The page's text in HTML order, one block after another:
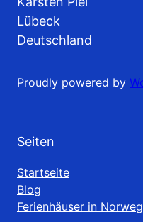
Lübeck
Deutschland
Proudly powered by
Seiten
Startseite
Blog
Ferienhäuser in